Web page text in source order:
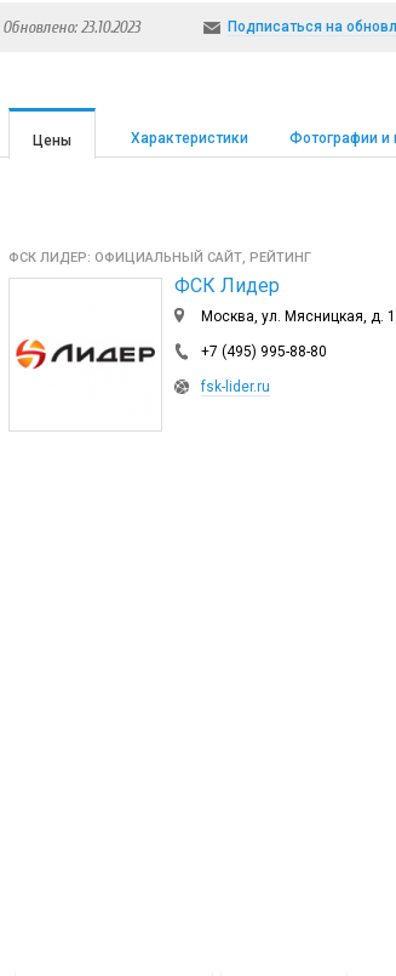
Обновлено: 23.10.2023 Подписаться на
Цены Характеристики Фотографии и
ФСК ЛИДЕР: ОФИЦИАЛЬНЫЙ САЙТ, РЕЙТИНГ
ФСК Лидер
Москва, ул. Мясницкая, д.
+7 (495) 995-88-80
fsk-lider.ru